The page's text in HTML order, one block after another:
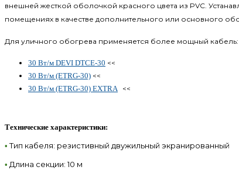
внешней жесткой оболочкой красного цвета из PVC.
помещениях в качестве дополнительного или основного
Для уличного обогрева применяется более мощный кабель:
30 Вт/м DEVI DTCE-30 <<
30 Вт/м (ETRG-30) <<
30 Вт/м (ETRG-30) EXTRA <<
Технические характеристики:
• Тип кабеля: резистивный двужильный экранированный
• Длина секции: 10 м